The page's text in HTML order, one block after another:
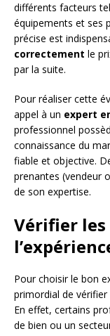
différents facteurs
équipements et ses
précise est
correctement le
par la suite.
Pour réaliser cette
appel à un expert
professionnel
connaissance du
fiable et objective.
prenantes (vendeur
de son expertise.
Vérifier
Pour choisir le bon
primordial de vérifier
En effet, certains
de bien ou un